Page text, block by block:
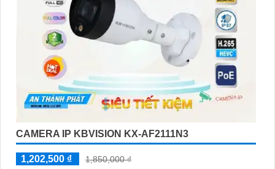
CAMERA IP KBVISION KX-AF2111N3
1,202,500 ₫
1,850,000 ₫